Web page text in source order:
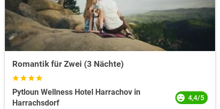
Romantik für Zwei (3 Nächte)
Pytloun Wellness Hotel Harrachov in
Harrachsdorf
4,4/5